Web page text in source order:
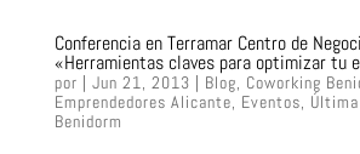
Conferencia en Terramar Centro de
«Herramientas claves para optimizar tu
por | Jun 21, 2013 | Blog, Coworking
Emprendedores Alicante, Eventos,
Benidorm